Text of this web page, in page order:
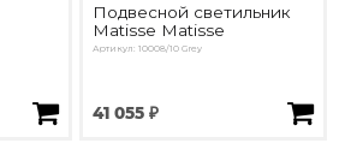
Подвесной светильник
Matisse Matisse
Артикул: 10008/10 Grey
41 055 ₽